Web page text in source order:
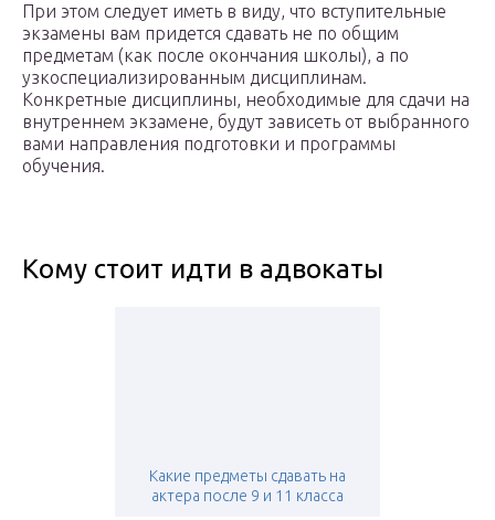
При этом следует иметь в виду, что вступительные
экзамены вам придется сдавать не по общим
предметам (как после окончания школы), а по
узкоспециализированным дисциплинам.
Конкретные дисциплины, необходимые для сдачи на
внутреннем экзамене, будут зависеть от выбранного
вами направления подготовки и программы
обучения.
Кому стоит идти в адвокаты
Какие предметы сдавать на
актера после 9 и 11 класса